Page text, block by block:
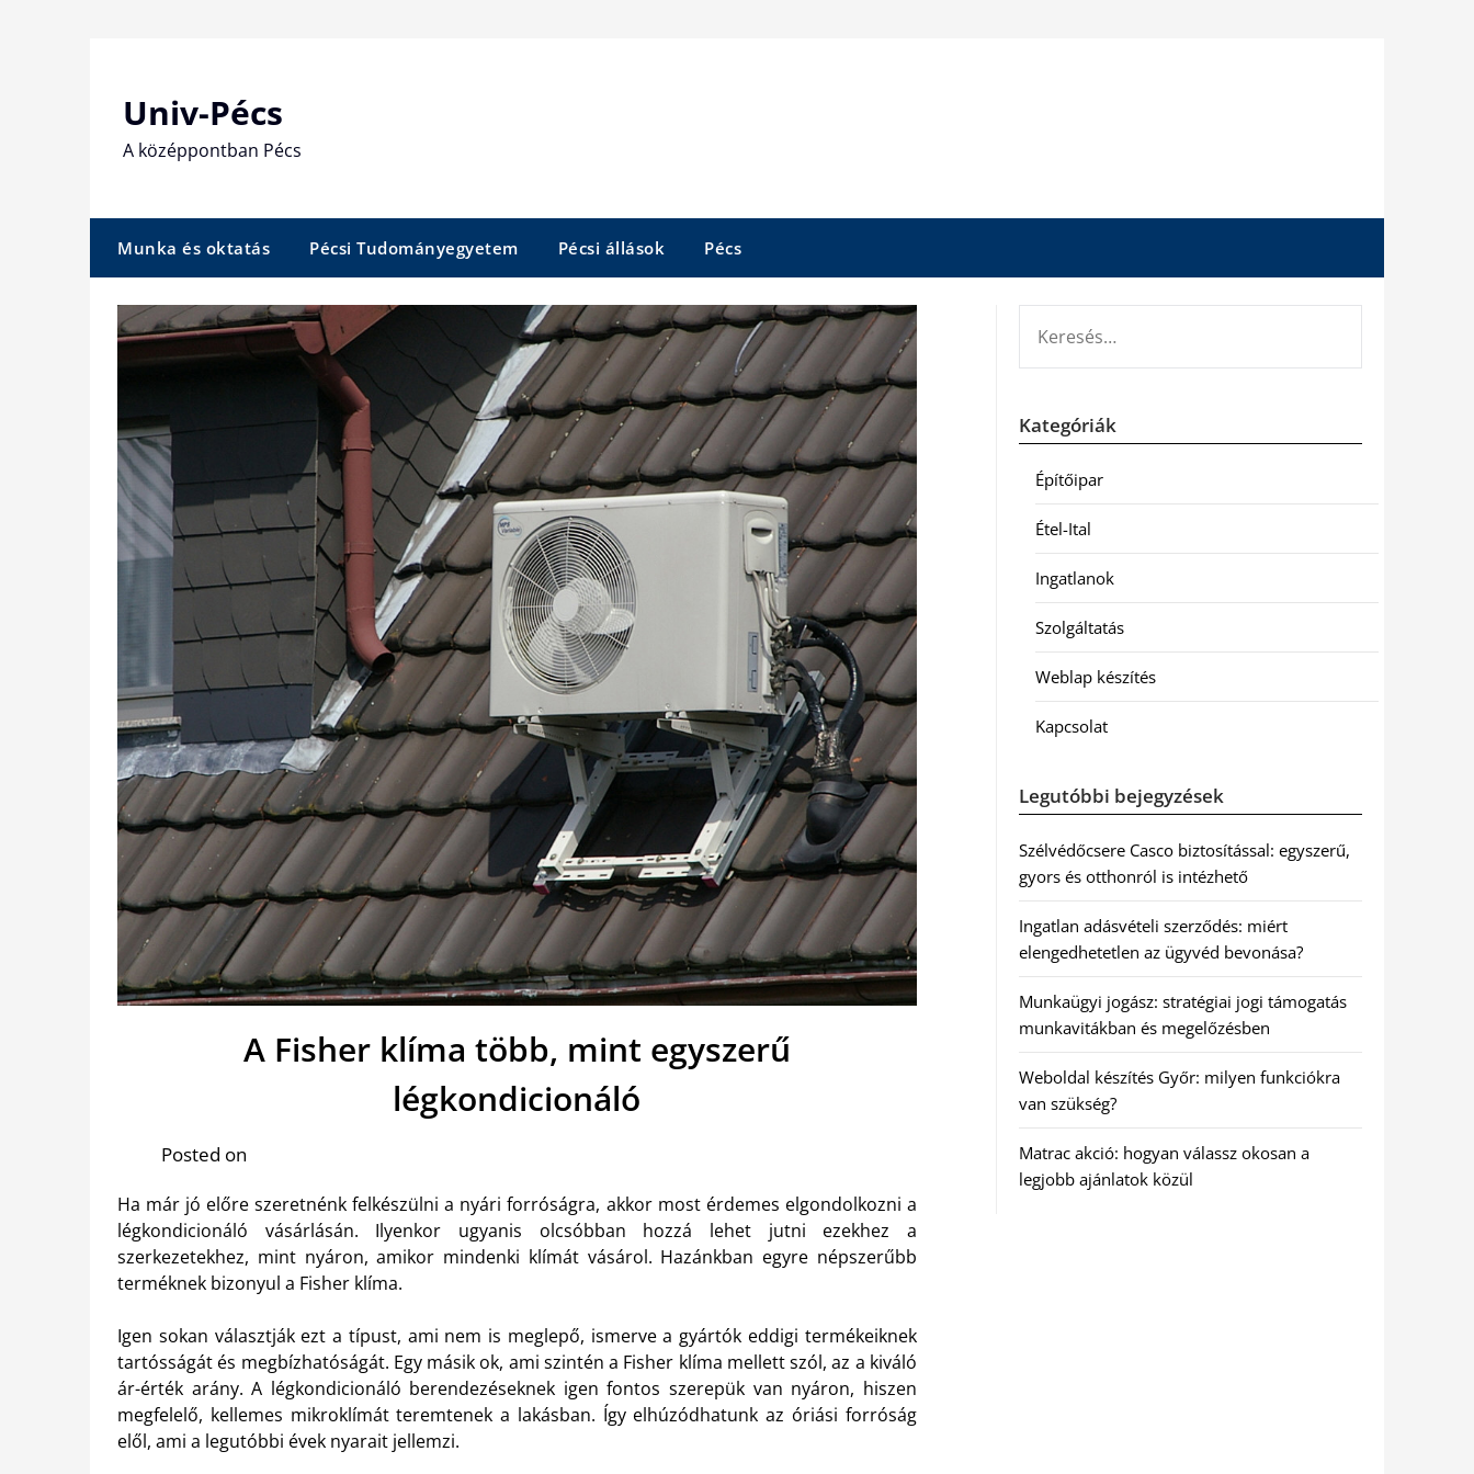
Univ-Pécs
A középpontban Pécs
Munka és oktatás Pécsi Tudományegyetem Pécsi állások Pécs
A Fisher klíma több, mint egyszerű
légkondicionáló
Posted on
Ha már jó előre szeretnénk felkészülni a nyári forróságra, akkor most érdemes elgondolkozni a
légkondicionáló vásárlásán. Ilyenkor ugyanis olcsóbban hozzá lehet jutni ezekhez a
szerkezetekhez, mint nyáron, amikor mindenki klímát vásárol. Hazánkban egyre népszerűbb
terméknek bizonyul a Fisher klíma.
Igen sokan választják ezt a típust, ami nem is meglepő, ismerve a gyártók eddigi termékeiknek
tartósságát és megbízhatóságát. Egy másik ok, ami szintén a Fisher klíma mellett szól, az a kiváló
ár-érték arány. A légkondicionáló berendezéseknek igen fontos szerepük van nyáron, hiszen
megfelelő, kellemes mikroklímát teremtenek a lakásban. Így elhúzódhatunk az óriási forróság
elől, ami a legutóbbi évek nyarait jellemzi.
Kategóriák
Építőipar
Étel-Ital
Ingatlanok
Szolgáltatás
Weblap készítés
Kapcsolat
Legutóbbi bejegyzések
Szélvédőcsere Casco biztosítással: egyszerű,
gyors és otthonról is intézhető
Ingatlan adásvételi szerződés: miért
elengedhetetlen az ügyvéd bevonása?
Munkaügyi jogász: stratégiai jogi támogatás
munkavitákban és megelőzésben
Weboldal készítés Győr: milyen funkciókra
van szükség?
Matrac akció: hogyan válassz okosan a
legjobb ajánlatok közül